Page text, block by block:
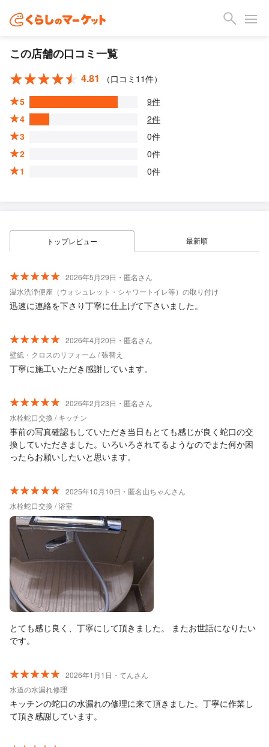
この店舗の口コミ一覧
4.81
（口コミ11件）
5
9件
4
2件
3
0件
2
0件
1
0件
トップレビュー 最新順
2026年5月29日・匿名さん
温水洗浄便座（ウォシュレット・シャワートイレ等）の取り付け
迅速に連絡を下さり丁寧に仕上げて下さいました。
2026年4月20日・匿名さん
壁紙・クロスのリフォーム / 張替え
丁寧に施工いただき感謝しています。
2026年2月23日・匿名さん
水栓蛇口交換 / キッチン
事前の写真確認もしていただき当日もとても感じが良く蛇口の交
換していただきました。いろいろされてるようなのでまた何か困
ったらお願いしたいと思います。
2025年10月10日・匿名山ちゃんさん
水栓蛇口交換 / 浴室
とても感じ良く、丁寧にして頂きました。 またお世話になりたい
です。
2026年1月1日・てんさん
水道の水漏れ修理
キッチンの蛇口の水漏れの修理に来て頂きました。丁寧に作業し
て頂き感謝しています。